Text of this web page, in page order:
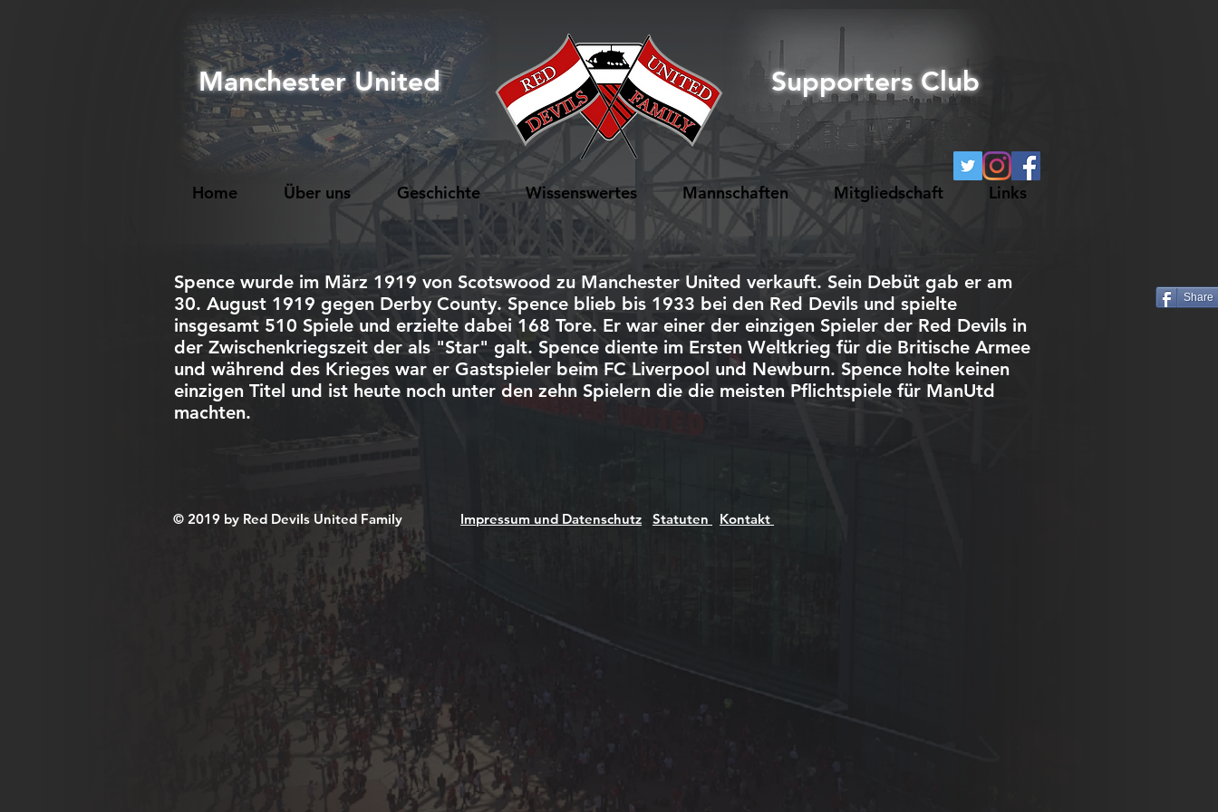
Manchester United Supporters Club
Home Über uns Geschichte Wissenswertes Mannschaften Mitgliedschaft Links
Spence wurde im März 1919 von Scotswood zu Manchester United verkauft. Sein Debüt gab er am
30. August 1919 gegen Derby County. Spence blieb bis 1933 bei den Red Devils und spielte
insgesamt 510 Spiele und erzielte dabei 168 Tore. Er war einer der einzigen Spieler der Red Devils in
der Zwischenkriegszeit der als "Star" galt. Spence diente im Ersten Weltkrieg für die Britische Armee
und während des Krieges war er Gastspieler beimFC Liverpool und Newburn. Spence holte keinen
einzigen Titel und ist heute noch unter den zehn Spielern die die meisten Pflichtspiele für ManUtd
machten.
Share
© 2019 by Red​ Devils United Family Impressum und Datenschutz Statuten Kontakt